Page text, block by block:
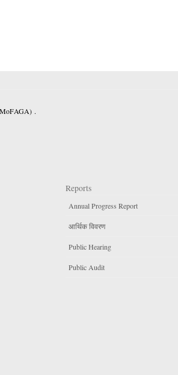
.
Reports
Annual Progress Report
आर्थिक विवरण
Public Hearing
Public Audit